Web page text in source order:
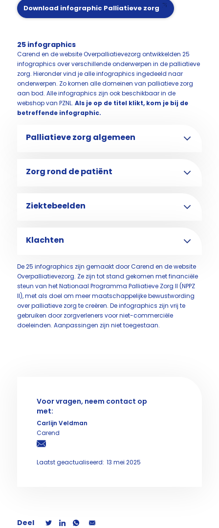
Download infographic Palliatieve zorg
25 infographics
Carend en de website Overpalliatievezorg ontwikkelden 25
infographics over verschillende onderwerpen in de palliatieve
zorg. Hieronder vind je alle infographics ingedeeld naar
onderwerpen. Zo komen alle domeinen van palliatieve zorg
aan bod. Alle infographics zijn ook beschikbaar in de
webshop van PZNL. Als je op de titel klikt, kom je bij de
betreffende infographic.
Palliatieve zorg algemeen
Zorg rond de patiënt
Ziektebeelden
Klachten
De 25 infographics zijn gemaakt door Carend en de website
Overpalliatievezorg. Ze zijn tot stand gekomen met financiële
steun van het Nationaal Programma Palliatieve Zorg II (NPPZ
II), met als doel om meer maatschappelijke bewustwording
over palliatieve zorg te creëren. De infographics zijn vrij te
gebruiken door zorgverleners voor niet-commerciële
doeleinden. Aanpassingen zijn niet toegestaan.
Voor vragen, neem contact op
met:
Carlijn Veldman
Carend
Laatst geactualiseerd: 13 mei 2025
Deel